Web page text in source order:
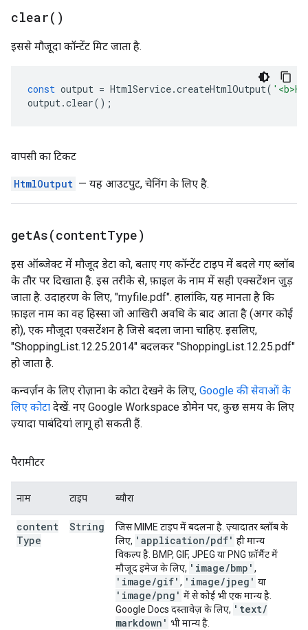
clear( )
इससे मौजूदा कॉन्टेंट मिट जाता है.
const output = HtmlService.createHtmlOutput(
output.clear();
वापसी का टिकट
HtmlOutput — यह आउटपुट, चेनिंग के लिए है.
getAs(contentType)
इस ऑब्जेक्ट में मौजूद डेटा को, बताए गए कॉन्टेंट टाइप में बदले गए ब्लॉब
के तौर पर दिखाता है. इस तरीके से, फ़ाइल के नाम में सही एक्सटेंशन जुड़
जाता है. उदाहरण के लिए, "myfile.pdf". हालांकि, यह मानता है कि
फ़ाइल नाम का वह हिस्सा जो आखिरी अवधि के बाद आता है (अगर कोई
हो), एक मौजूदा एक्सटेंशन है जिसे बदला जाना चाहिए. इसलिए,
"ShoppingList.12.25.2014" बदलकर "ShoppingList.12.25.pdf"
हो जाता है.
कन्वर्ज़न के लिए रोज़ाना के कोटा देखने के लिए, Google की सेवाओं के
लिए कोटा देखें. नए Google Workspace डोमेन पर, कुछ समय के लिए
ज़्यादा पाबंदियां लागू हो सकती हैं.
पैरामीटर
नाम टाइप ब्यौरा
content
Type
String
जिस MIME टाइप में बदलना है. ज़्यादातर ब्लॉब के
लिए, 'application/pdf' ही मान्य
विकल्प है. BMP, GIF, JPEG या PNG फ़ॉर्मैट में
मौजूद इमेज के लिए, 'image/bmp' ,
'image/gif' , 'image/jpeg' या
'image/png' में से कोई भी एक मान्य है.
Google Docs दस्तावेज़ के लिए, 'text/
markdown' भी मान्य है.